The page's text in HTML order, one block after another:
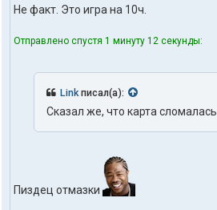
з
в
е
л
я
t
t
h
1
o
Не факт. Это игра на 10ч.
Отправлено спустя 1 минуту 12 секунды:
Linkписал(а):
Сказал же, что карта сломалась
Пиздец отмазки